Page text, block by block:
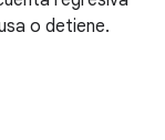
o detiene.